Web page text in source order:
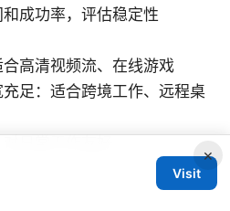
成功率，评估稳定性
高清视频流、在线游戏
足：适合跨境工作、远程桌
日常工作友好
×
Visit